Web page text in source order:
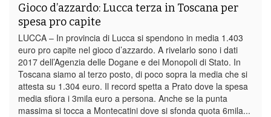
Gioco d’azzardo: Lucca terza in Toscana per
spesa pro capite
LUCCA – In provincia di Lucca si spendono in media 1.403
euro pro capite nel gioco d’azzardo. A rivelarlo sono i dati
2017 dell’Agenzia delle Dogane e dei Monopoli di Stato. In
Toscana siamo al terzo posto, di poco sopra la media che si
attesta su 1.304 euro. Il record spetta a Prato dove la spesa
media sfiora i 3mila euro a persona. Anche se la punta
massima si tocca a Montecatini dove si sfonda quota 6mila...